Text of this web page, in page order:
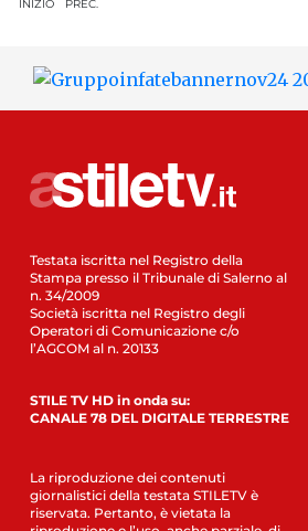
INIZIO PREC.
Testata iscritta nel Registro della
Stampa presso il Tribunale di Salerno al
n. 34/2009
Società iscritta nel Registro degli
Operatori di Comunicazione c/o
l’AGCOM al n. 20133
STILE TV HD in onda su:
CANALE 78 DEL DIGITALE TERRESTRE
La riproduzione dei contenuti
giornalistici della testata STILETV è
riservata. Pertanto, è vietata la